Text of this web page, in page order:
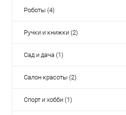
Роботы (4)
Ручки и книжки (2)
Сад и дача (1)
Салон красоты (2)
Спорт и хобби (1)